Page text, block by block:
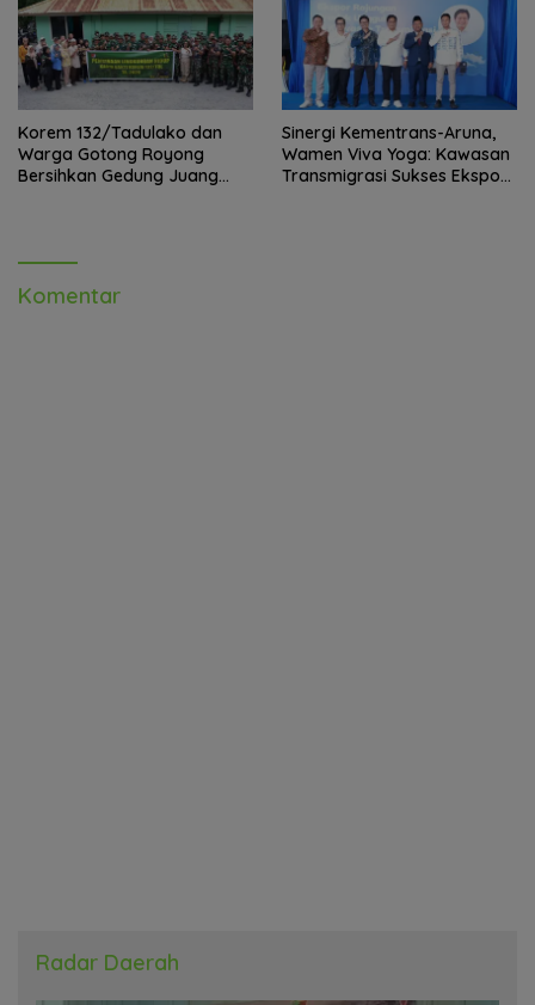
Korem 132/Tadulako dan
Warga Gotong Royong
Bersihkan Gedung Juang
Sinergi Kementrans-Aruna,
Wamen Viva Yoga: Kawasan
Transmigrasi Sukses Ekspor
Komentar
Radar Daerah